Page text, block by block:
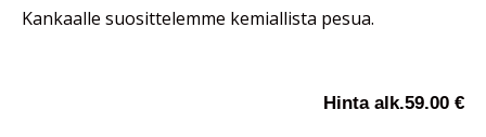
Kankaalle suosittelemme kemiallista pesua.
Hinta alk.59.00 €